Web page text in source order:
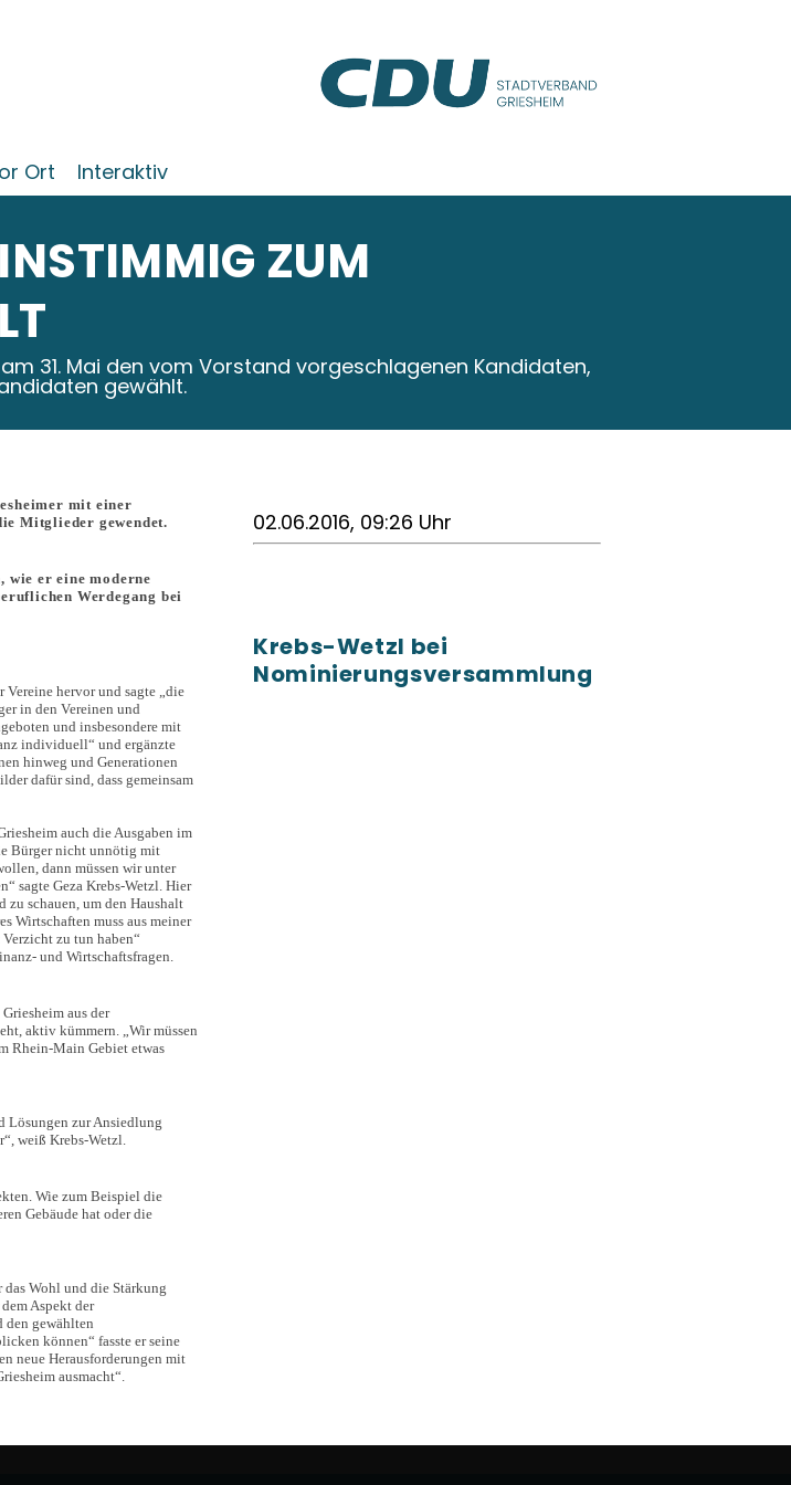
Ort Interaktiv
ZUM
31. Mai den vom Vorstand vorgeschlagenen Kandidaten,
gewählt.
mit einer
Mitglieder gewendet.
wie er eine moderne
Werdegang bei
hervor und sagte „die
in den Vereinen und
und insbesondere mit
individuell“ und ergänzte
hinweg und Generationen
dafür sind, dass gemeinsam
auch die Ausgaben im
Bürger nicht unnötig mit
dann müssen wir unter
sagte Geza Krebs-Wetzl. Hier
zu schauen, um den Haushalt
Wirtschaften muss aus meiner
zu tun haben“
und Wirtschaftsfragen.
aus der
aktiv kümmern. „Wir müssen
Rhein-Main Gebiet etwas
Lösungen zur Ansiedlung
weiß Krebs-Wetzl.
Wie zum Beispiel die
Gebäude hat oder die
Wohl und die Stärkung
Aspekt der
den gewählten
können“ fasste er seine
neue Herausforderungen mit
ausmacht“.
02.06.2016, 09:26 Uhr
Krebs-Wetzl bei
Nominierungsversammlung